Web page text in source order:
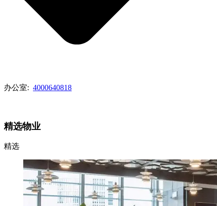
办公室: 4000640818
精选物业
精选